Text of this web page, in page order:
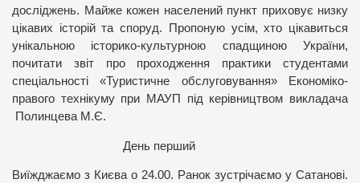
досліджень. Майже кожен населений пункт приховує низку
цікавих історій та споруд. Пропоную усім, хто цікавиться
унікальною історико-культурною спадщиною України,
почитати звіт про проходження практики студентами
спеціальності «Туристичне обслуговування» Економіко-
правого технікуму при МАУП під керівництвом викладача
Полинцева М.Є.
День перший
Виїжджаємо з Києва о 24.00. Ранок зустрічаємо у Сатанові.